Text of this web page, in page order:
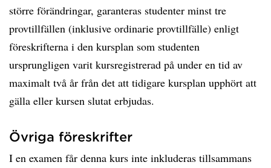
större förändringar, garanteras studenter minst tre
provtillfällen (inklusive ordinarie provtillfälle) enligt
föreskrifterna i den kursplan som studenten
ursprungligen varit kursregistrerad på under en tid av
maximalt två år från det att tidigare kursplan upphört att
gälla eller kursen slutat erbjudas.
Övriga föreskrifter
I en examen får denna kurs inte inkluderas tillsammans